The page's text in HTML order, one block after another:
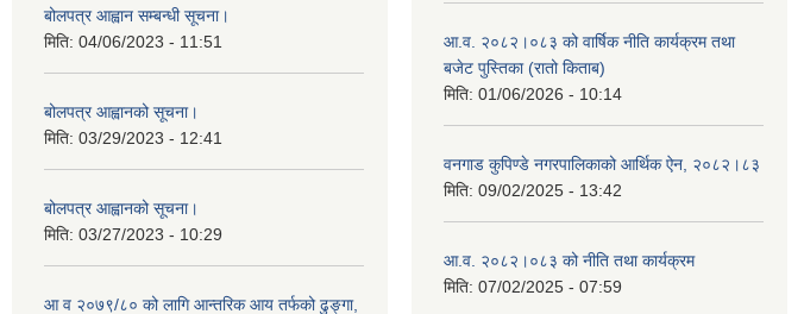
बोलपत्र आह्वान सम्बन्धी सूचना।
मिति: 04/06/2023 - 11:51
बोलपत्र आह्वानको सूचना।
मिति: 03/29/2023 - 12:41
बोलपत्र आह्वानको सूचना।
मिति: 03/27/2023 - 10:29
आ व २०७९/८० को लागि आन्तरिक आय तर्फको ढुङ्गा,
आ.व. २०८२।०८३ को वार्षिक नीति कार्यक्रम तथा
बजेट पुस्तिका (रातो किताब)
मिति: 01/06/2026 - 10:14
वनगाड कुपिण्डे नगरपालिकाको आर्थिक ऐन, २०८२।८३
मिति: 09/02/2025 - 13:42
आ.व. २०८२।०८३ को नीति तथा कार्यक्रम
मिति: 07/02/2025 - 07:59